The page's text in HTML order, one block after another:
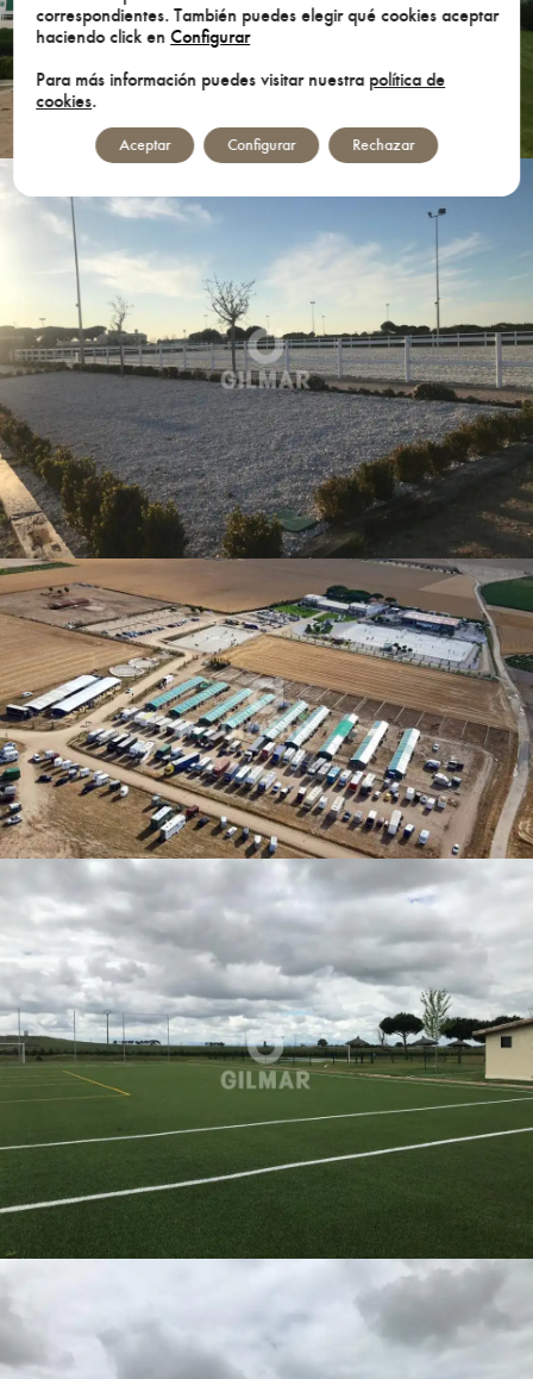
correspondientes. También puedes elegir qué cookies aceptar
haciendo click enConfigurar
Para más información puedes visitar nuestra política de
cookies.
Aceptar Rechazar
Configurar